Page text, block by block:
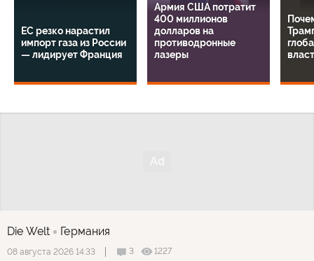
ЕС резко нарастил
импорт газа из России
— лидирует Франция
Армия США потратит
400 миллионов
долларов на
противодронные
лазеры
Die Welt Германия
08 августа 2026 14:33 3
1227